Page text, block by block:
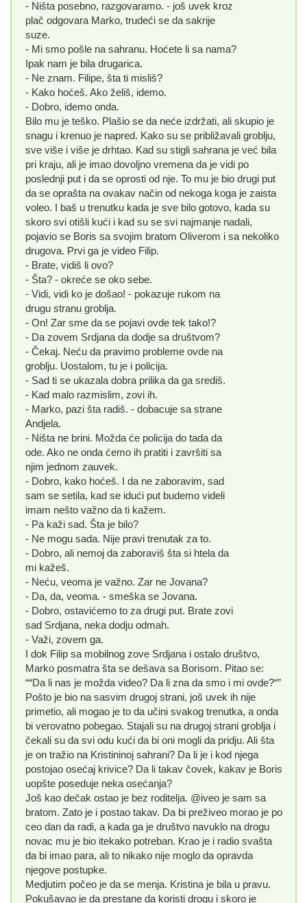
- Ništa posebno, razgovaramo. - još uvek kroz
plač odgovara Marko, trudeći se da sakrije
suze.
- Mi smo pošle na sahranu. Hoćete li sa nama?
Ipak nam je bila drugarica.
- Ne znam. Filipe, šta ti misliš?
- Kako hoćeš. Ako želiš, idemo.
- Dobro, idemo onda.
Bilo mu je teško. Plašio se da neće izdržati, ali skupio je
snagu i krenuo je napred. Kako su se približavali groblju,
sve više i više je drhtao. Kad su stigli sahrana je već bila
pri kraju, ali je imao dovoljno vremena da je vidi po
poslednji put i da se oprosti od nje. To mu je bio drugi put
da se oprašta na ovakav način od nekoga koga je zaista
voleo. I baš u trenutku kada je sve bilo gotovo, kada su
skoro svi otišli kući i kad su se svi najmanje nadali,
pojavio se Boris sa svojim bratom Oliverom i sa nekoliko
drugova. Prvi ga je video Filip.
- Brate, vidiš li ovo?
- Šta? - okreće se oko sebe.
- Vidi, vidi ko je došao! - pokazuje rukom na
drugu stranu groblja.
- On! Zar sme da se pojavi ovde tek tako!?
- Da zovem Srdjana da dodje sa društvom?
- Čekaj. Neću da pravimo probleme ovde na
groblju. Uostalom, tu je i policija.
- Sad ti se ukazala dobra prilika da ga središ.
- Kad malo razmislim, zovi ih.
- Marko, pazi šta radiš. - dobacuje sa strane
Andjela.
- Ništa ne brini. Možda će policija do tada da
ode. Ako ne onda ćemo ih pratiti i završiti sa
njim jednom zauvek.
- Dobro, kako hoćeš. I da ne zaboravim, sad
sam se setila, kad se idući put budemo videli
imam nešto važno da ti kažem.
- Pa kaži sad. Šta je bilo?
- Ne mogu sada. Nije pravi trenutak za to.
- Dobro, ali nemoj da zaboraviš šta si htela da
mi kažeš.
- Neću, veoma je važno. Zar ne Jovana?
- Da, da, veoma. - smeška se Jovana.
- Dobro, ostavićemo to za drugi put. Brate zovi
sad Srdjana, neka dodju odmah.
- Važi, zovem ga.
I dok Filip sa mobilnog zove Srdjana i ostalo društvo,
Marko posmatra šta se dešava sa Borisom. Pitao se:
““Da li nas je možda video? Da li zna da smo i mi ovde?“”
Pošto je bio na sasvim drugoj strani, još uvek ih nije
primetio, ali mogao je to da učini svakog trenutka, a onda
bi verovatno pobegao. Stajali su na drugoj strani groblja i
čekali su da svi odu kući da bi oni mogli da pridju. Ali šta
je on tražio na Kristininoj sahrani? Da li je i kod njega
postojao osećaj krivice? Da li takav čovek, kakav je Boris
uopšte poseduje neka osećanja?
Još kao dečak ostao je bez roditelja. @iveo je sam sa
bratom. Zato je i postao takav. Da bi preživeo morao je po
ceo dan da radi, a kada ga je društvo navuklo na drogu
novac mu je bio itekako potreban. Krao je i radio svašta
da bi imao para, ali to nikako nije moglo da opravda
njegove postupke.
Medjutim počeo je da se menja. Kristina je bila u pravu.
Pokušavao je da prestane da koristi drogu i skoro je